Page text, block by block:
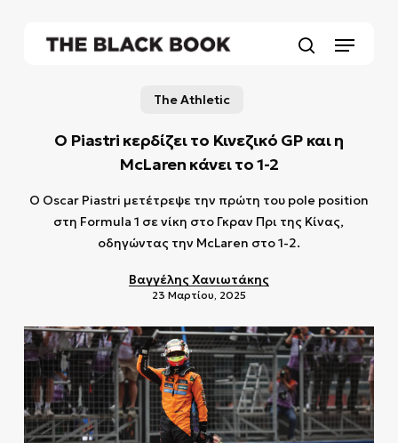
Menu
The Athletic
Ο Piastri κερδίζει το Κινεζικό GP και η
McLaren κάνει το 1-2
Ο Oscar Piastri μετέτρεψε την πρώτη του pole position
στη Formula 1 σε νίκη στο Γκραν Πρι της Κίνας,
οδηγώντας την McLaren στο 1-2.
Βαγγέλης Χανιωτάκης
23 Μαρτίου, 2025